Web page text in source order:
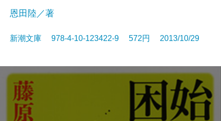
恩田陸／著
新潮文庫 978-4-10-123422-9 572円 2013/10/29